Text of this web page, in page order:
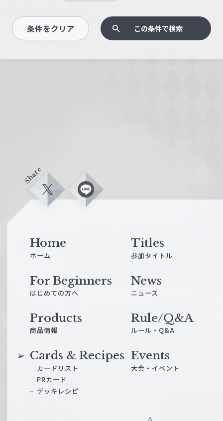
条件をクリア この条件で検索
Share
X L
i
Home
ホーム
Titles
参加タイトル
For Beginners
はじめての方へ
News
ニュース
Products
商品情報
Cards & Recipes
カードリスト
PRカード
デッキレシピ
Events
大会・イベント
Rule/Q&A
ルール・Q&A